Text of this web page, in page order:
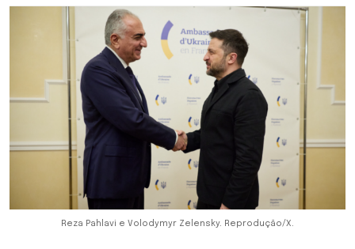
Reza Pahlavi e Volodymyr Zelensky. Reprodução/X.